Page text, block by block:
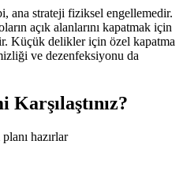
ana strateji fiziksel engellemedir.
açık alanlarını kapatmak için
Küçük delikler için özel kapatma
ve dezenfeksiyonu da
hazırlar